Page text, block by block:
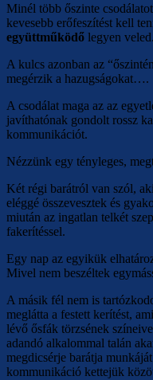
Minél több őszinte
kevesebb erőfeszítést kell
együttműködő legyen veled.
A kulcs azonban az
megérzik a hazugságokat….
A csodálat maga az az
javíthatónak gondolt rossz
kommunikációt.
Nézzünk egy tényleges,
Két régi barátról van szól,
eléggé összevesztek és
miután az ingatlan telkét
fakerítéssel.
Egy nap az egyikük
Mivel nem beszéltek
A másik fél nem is
meglátta a festett kerítést,
lévő ősfák törzsének
adandó alkalommal talán
megdicsérje barátja
kommunikáció kettejük